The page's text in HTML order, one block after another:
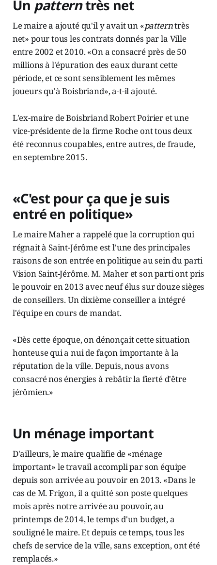
Un patterntrès net
Le maire a ajouté qu'il y avait un «patterntrès
net» pour tous les contrats donnés par la Ville
entre 2002 et 2010. «On a consacré près de 50
millions à l'épuration des eaux durant cette
période, et ce sont sensiblement les mêmes
joueurs qu'à Boisbriand», a-t-il ajouté.
L'ex-maire de Boisbriand Robert Poirier et une
vice-présidente de la firme Roche ont tous deux
été reconnus coupables, entre autres, de fraude,
en septembre 2015.
«C'est pour ça que je suis
entré en politique»
Le maire Maher a rappelé que la corruption qui
régnait à Saint-Jérôme est l'une des principales
raisons de son entrée en politique au sein du parti
Vision Saint-Jérôme. M. Maher et son parti ont pris
le pouvoir en 2013 avec neuf élus sur douze sièges
de conseillers. Un dixième conseiller a intégré
l'équipe en cours de mandat.
«Dès cette époque, on dénonçait cette situation
honteuse qui a nui de façon importante à la
réputation de la ville. Depuis, nous avons
consacré nos énergies à rebâtir la fierté d'être
jérômien.»
Un ménage important
D'ailleurs, le maire qualifie de «ménage
important» le travail accompli par son équipe
depuis son arrivée au pouvoir en 2013. «Dans le
cas de M. Frigon, il a quitté son poste quelques
mois après notre arrivée au pouvoir, au
printemps de 2014, le temps d'un budget, a
souligné le maire. Et depuis ce temps, tous les
chefs de service de la ville, sans exception, ont été
remplacés.»